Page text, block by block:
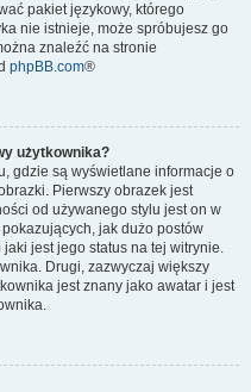
pakiet językowy, którego
nie istnieje, może spróbujesz go
znaleźć na stronie
phpBB.com®
użytkownika?
gdzie są wyświetlane informacje o
Pierwszy obrazek jest
od używanego stylu jest on w
jak dużo postów
jest jego status na tej witrynie.
Drugi, zazwyczaj większy
jest znany jako awatar i jest